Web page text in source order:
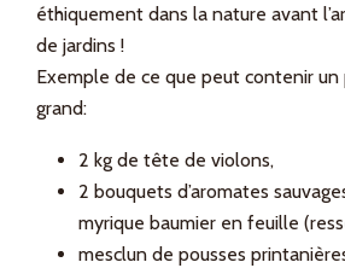
Secteur
-
Livraison
éthiquement dans la nature avant
de jardins !
Exemple de ce que peut contenir
grand:
2 kg de tête de violons,
2 bouquets d’aromates
myrique baumier en feuille
mesclun de pousses